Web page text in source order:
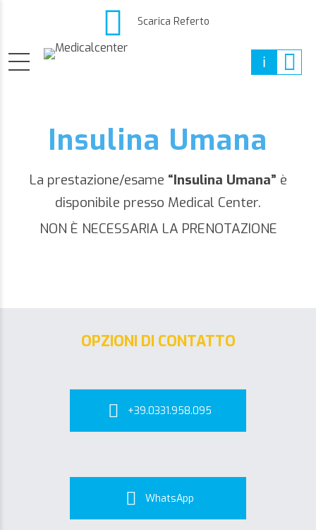
Scarica Referto
Insulina Umana
La prestazione/esame “Insulina Umana” è
disponibile presso Medical Center.
NON È NECESSARIA LA PRENOTAZIONE
OPZIONI DI CONTATTO
+39.0331.958.095
WhatsApp